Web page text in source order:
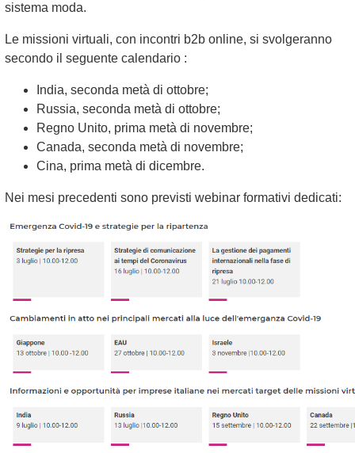
sistema moda.
Le missioni virtuali, con incontri b2b online, si svolgeranno
secondo il seguente calendario :
India, seconda metà di ottobre;
Russia, seconda metà di ottobre;
Regno Unito, prima metà di novembre;
Canada, seconda metà di novembre;
Cina, prima metà di dicembre.
Nei mesi precedenti sono previsti webinar formativi dedicati: